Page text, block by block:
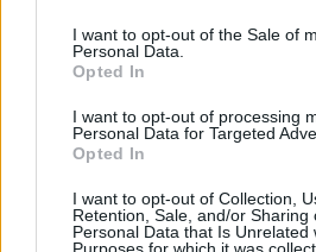
I want to opt-out of the Sale of
Personal Data.
Opted In
I want to opt-out of processing
Personal Data for Targeted
Opted In
I want to opt-out of Collection,
Retention, Sale, and/or Sharing
Personal Data that Is Unrelated
Purposes for which it was
5 Fanta-Ex da schierare nella 4^
TV